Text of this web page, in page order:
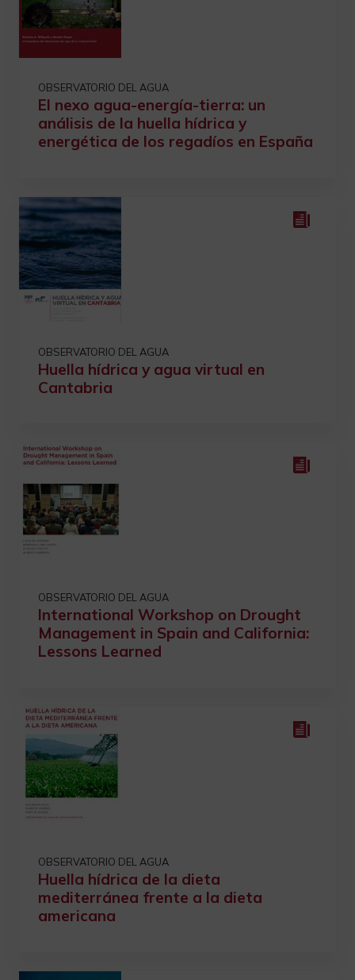
OBSERVATORIO DEL AGUA
El nexo agua-energía-tierra: un
análisis de la huella hídrica y
energética de los regadíos en España
OBSERVATORIO DEL AGUA
Huella hídrica y agua virtual en
Cantabria
OBSERVATORIO DEL AGUA
International Workshop on Drought
Management in Spain and California:
Lessons Learned
OBSERVATORIO DEL AGUA
Huella hídrica de la dieta
mediterránea frente a la dieta
americana